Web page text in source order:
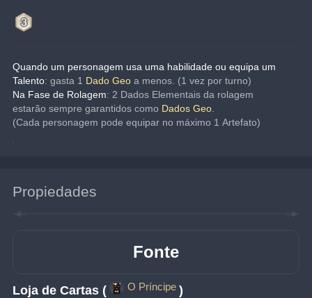
Quando um personagem usa uma habilidade ou equipa um
Talento: gasta 1 Dado Geo a menos. (1 vez por turno)
Na Fase de Rolagem: 2 Dados Elementais da rolagem
estarão sempre garantidos como Dados Geo
(Cada personagem pode equipar no máximo 1 Artefato)
Propiedades
Fonte
Loja de Cartas ( O Príncipe )